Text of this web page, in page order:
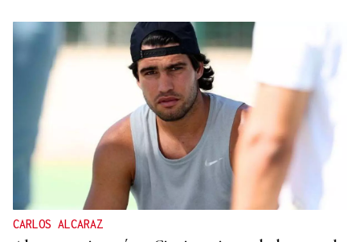
CARLOS ALCARAZ